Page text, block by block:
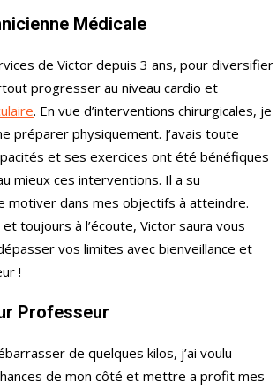
Médicale
de Victor depuis 3 ans, pour diversifier
progresser au niveau cardio et
. En vue d’interventions chirurgicales, je
préparer physiquement. J’avais toute
et ses exercices ont été bénéfiques
mieux ces interventions. Il a su
motiver dans mes objectifs à atteindre.
toujours à l’écoute, Victor saura vous
vos limites avec bienveillance et
!
Professeur
de quelques kilos, j’ai voulu
de mon côté et mettre a profit mes